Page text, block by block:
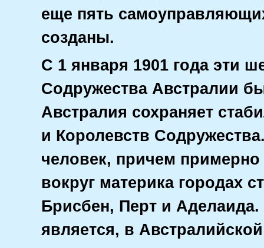
еще пять
созданы.
С 1 января 1901 года эти
Содружества Австралии
Австралия сохраняет
и Королевств
человек, причем примерно
вокруг материка городах
Брисбен, Перт и
является, в